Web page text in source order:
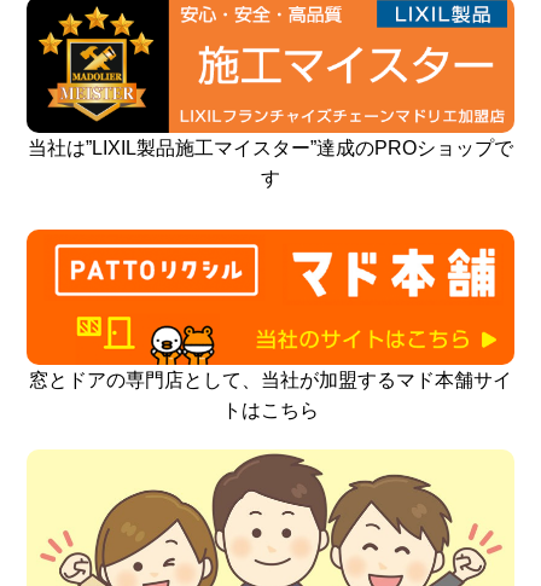
当社は”LIXIL製品施工マイスター”達成のPROショップで
す
窓とドアの専門店として、当社が加盟するマド本舗サイ
トはこちら